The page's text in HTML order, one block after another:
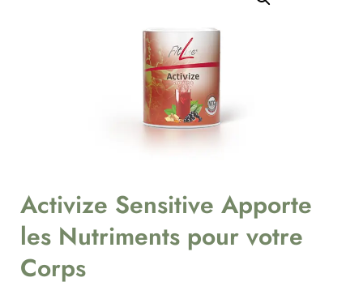
Activize Sensitive Apporte
les Nutriments pour votre
Corps